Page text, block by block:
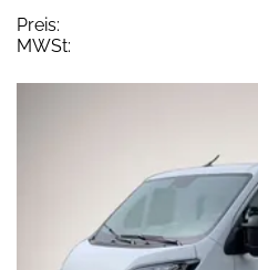
Preis:
MWSt: